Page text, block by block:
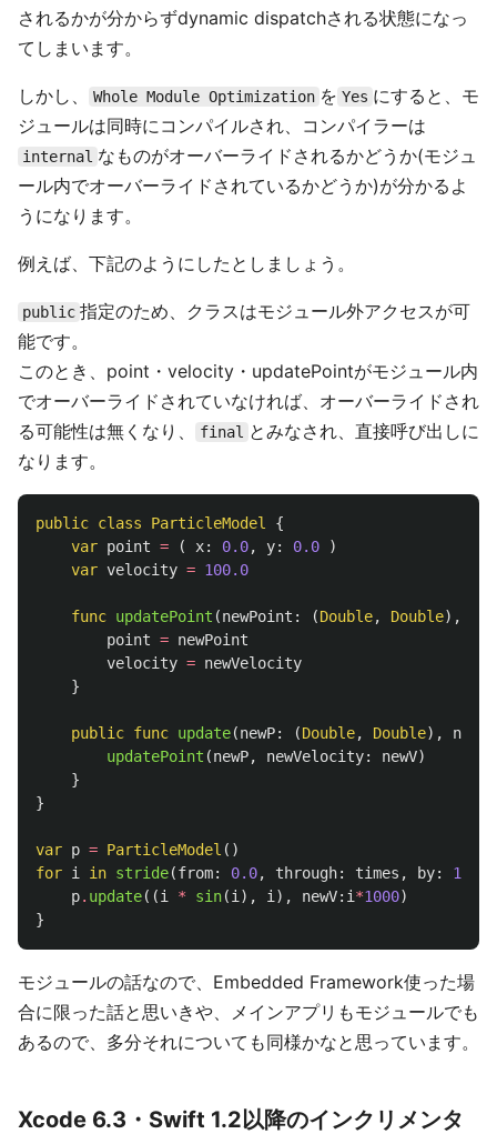
されるかが分からずdynamic dispatchされる状態になっ
てしまいます。
しかし、 Whole Module Optimization を Yes にすると、モ
ジュールは同時にコンパイルされ、コンパイラーは
internal なものがオーバーライドされるかどうか(モジュ
ール内でオーバーライドされているかどうか)が分かるよ
うになります。
例えば、下記のようにしたとしましょう。
public 指定のため、クラスはモジュール外アクセスが可
能です。
このとき、point・velocity・updatePointがモジュール内
でオーバーライドされていなければ、オーバーライドされ
る可能性は無くなり、
final とみなされ、直接呼び出しに
なります。
public class ParticleModel
{
var point = ( x: 0.0, y: 0.0
)
var velocity = 100.0
func updatePoint (newPoint : (Double, Double),
point = newPoint
velocity = newVelocity
}
public func update(newP: (Double, Double), newV
updatePoint (newP, newVelocity: newV)
}
}
var p = ParticleModel ()
for i in stride(from: 0.0, through: times , by: 1.0
p. update((i * sin(i ), i ), newV: i *1000)
}
モジュールの話なので、Embedded Framework使った場
合に限った話と思いきや、メインアプリもモジュールでも
あるので、多分それについても同様かなと思っています。
Xcode 6.3・Swift 1.2以降のインクリメンタ